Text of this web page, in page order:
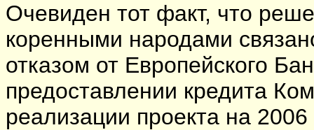
Очевиден тот факт, что
коренными народами
отказом от Европейского
предоставлении кредита
реализации проекта на 2006